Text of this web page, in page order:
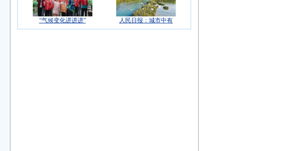
“气候变化进进进” 人民日报：城市中有